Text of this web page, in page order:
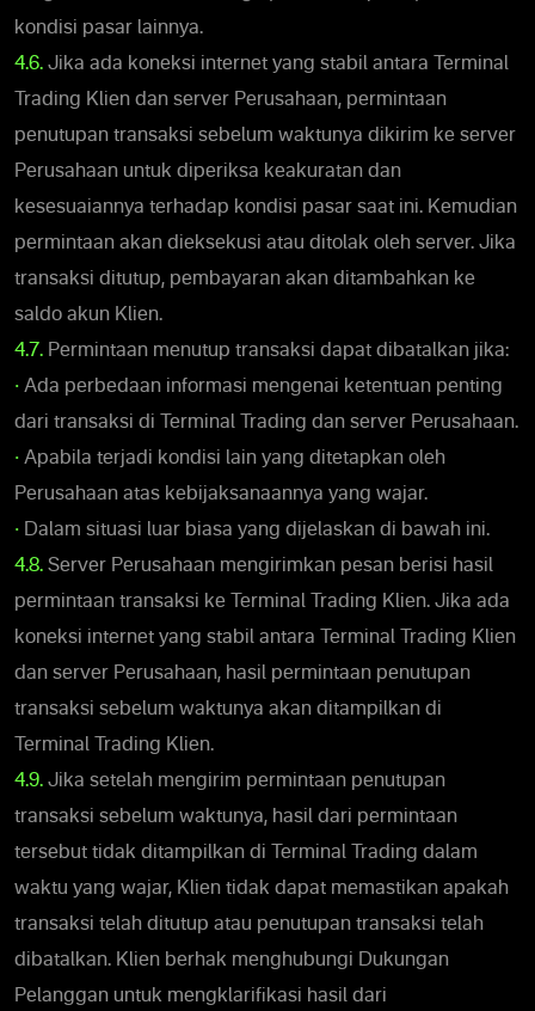
kondisi pasar lainnya.
4.6. Jika ada koneksi internet yang stabil antara Terminal
Trading Klien dan server Perusahaan, permintaan
penutupan transaksi sebelum waktunya dikirim ke server
Perusahaan untuk diperiksa keakuratan dan
kesesuaiannya terhadap kondisi pasar saat ini. Kemudian
permintaan akan dieksekusi atau ditolak oleh server. Jika
transaksi ditutup, pembayaran akan ditambahkan ke
saldo akun Klien.
4.7. Permintaan menutup transaksi dapat dibatalkan jika:
• Ada perbedaan informasi mengenai ketentuan penting
dari transaksi di Terminal Trading dan server Perusahaan.
• Apabila terjadi kondisi lain yang ditetapkan oleh
Perusahaan atas kebijaksanaannya yang wajar.
• Dalam situasi luar biasa yang dijelaskan di bawah ini.
4.8. Server Perusahaan mengirimkan pesan berisi hasil
permintaan transaksi ke Terminal Trading Klien. Jika ada
koneksi internet yang stabil antara Terminal Trading Klien
dan server Perusahaan, hasil permintaan penutupan
transaksi sebelum waktunya akan ditampilkan di
Terminal Trading Klien.
4.9. Jika setelah mengirim permintaan penutupan
transaksi sebelum waktunya, hasil dari permintaan
tersebut tidak ditampilkan di Terminal Trading dalam
waktu yang wajar, Klien tidak dapat memastikan apakah
transaksi telah ditutup atau penutupan transaksi telah
dibatalkan. Klien berhak menghubungi Dukungan
Pelanggan untuk mengklarifikasi hasil dari